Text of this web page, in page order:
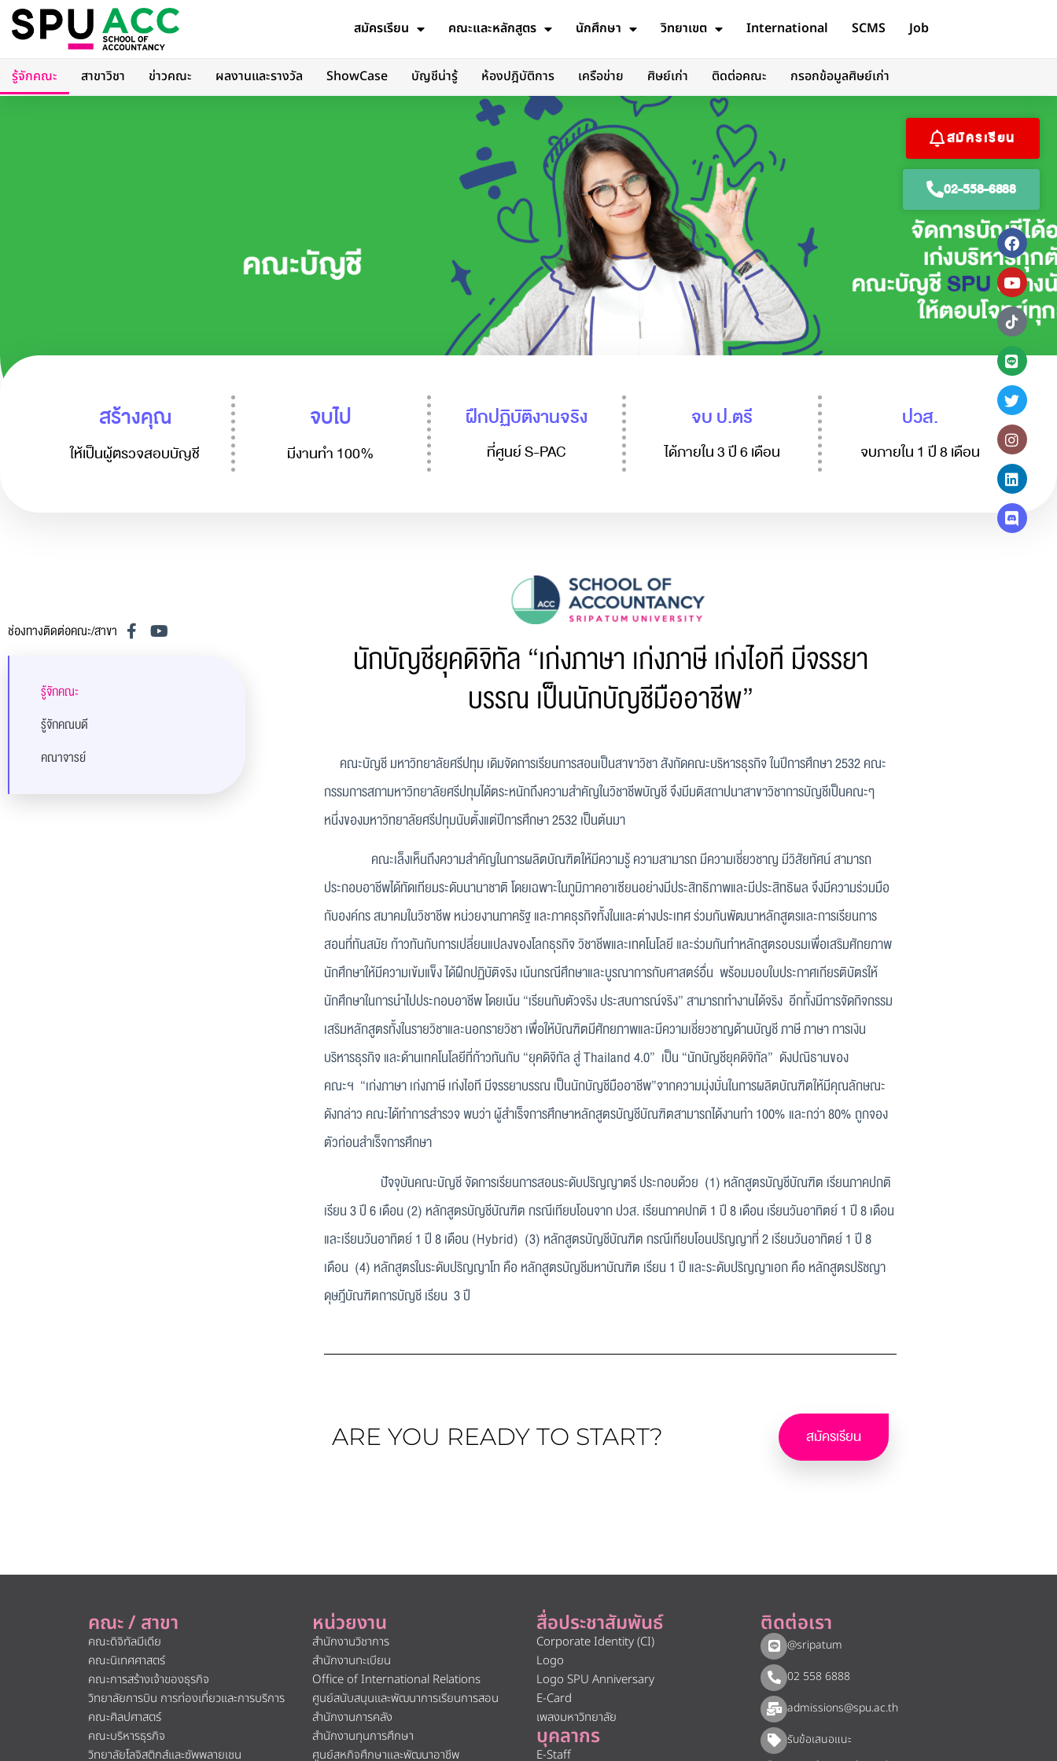
สมัครเรียน คณะและหลักสูตร นักศึกษา วิทยาเขต International SCMS Job
รู้จักคณะ สาขาวิชา ข่าวคณะ ผลงานและรางวัล ShowCase บัญชีน่ารู้ ห้องปฎิบัติการ เครือข่าย ศิษย์เก่า ติดต่อคณะ กรอกข้อมูลศิษย์เก่า
สมัครเรียน
02-558-6888
สร้างคุณ
ให้เป็นผู้ตรวจสอบบัญชี
จบไป
มีงานทำ 100%
ฝึกปฏิบัติงานจริง
ที่ศูนย์ S-PAC
จบ ป.ตรี
ได้ภายใน 3 ปี 6 เดือน
ปวส.
จบภายใน 1 ปี 8 เดือน
ช่องทางติดต่อคณะ/สาขา
รู้จักคณะ
รู้จักคณบดี
คณาจารย์
นักบัญชียุคดิจิทัล “เก่งภาษา เก่งภาษี เก่งไอที มีจรรยา
บรรณ เป็นนักบัญชีมืออาชีพ”
คณะบัญชี มหาวิทยาลัยศรีปทุม เดิมจัดการเรียนการสอนเป็นสาขาวิชา สังกัดคณะบริหารธุรกิจ ในปีการศึกษา 2532 คณะ
กรรมการสภามหาวิทยาลัยศรีปทุมได้ตระหนักถึงความสำคัญในวิชาชีพบัญชี จึงมีมติสถาปนาสาขาวิชาการบัญชีเป็นคณะๆ
หนึ่งของมหาวิทยาลัยศรีปทุมนับตั้งแต่ปีการศึกษา 2532 เป็นต้นมา
คณะเล็งเห็นถึงความสำคัญในการผลิตบัณฑิตให้มีความรู้ ความสามารถ มีความเชี่ยวชาญ มีวิสัยทัศน์ สามารถ
ประกอบอาชีพได้ทัดเทียมระดับนานาชาติ โดยเฉพาะในภูมิภาคอาเซียนอย่างมีประสิทธิภาพและมีประสิทธิผล จึงมีความร่วมมือ
กับองค์กร สมาคมในวิชาชีพ หน่วยงานภาครัฐ และภาคธุรกิจทั้งในและต่างประเทศ ร่วมกันพัฒนาหลักสูตรและการเรียนการ
สอนที่ทันสมัย ก้าวทันกับการเปลี่ยนแปลงของโลกธุรกิจ วิชาชีพและเทคโนโลยี และร่วมกันทำหลักสูตรอบรมเพื่อเสริมศักยภาพ
นักศึกษาให้มีความเข้มแข็ง ได้ฝึกปฏิบัติจริง เน้นกรณีศึกษาและบูรณาการกับศาสตร์อื่น พร้อมมอบใบประกาศเกียรติบัตรให้
นักศึกษาในการนำไปประกอบอาชีพ โดยเน้น “เรียนกับตัวจริง ประสบการณ์จริง”สามารถทำงานได้จริง อีกทั้งมีการจัดกิจกรรม
เสริมหลักสูตรทั้งในรายวิชาและนอกรายวิชา เพื่อให้บัณฑิตมีศักยภาพและมีความเชี่ยวชาญด้านบัญชี ภาษี ภาษา การเงิน
บริหารธุรกิจ และด้านเทคโนโลยีที่ก้าวทันกับ “ยุคดิจิทัลสู่Thailand4.0” เป็น “นักบัญชียุคดิจิทัล” ดังปณิธานของ
คณะฯ “เก่งภาษา เก่งภาษี เก่งไอที มีจรรยาบรรณ เป็นนักบัญชีมืออาชีพ”จากความมุ่งมั่นในการผลิตบัณฑิตให้มีคุณลักษณะ
ดังกล่าว คณะได้ทำการสำรวจ พบว่า ผู้สำเร็จการศึกษาหลักสูตรบัญชีบัณฑิตสามารถได้งานทำ 100% และกว่า 80% ถูกจอง
ตัวก่อนสำเร็จการศึกษา
ปัจจุบันคณะบัญชี จัดการเรียนการสอนระดับปริญญาตรี ประกอบด้วย (1) หลักสูตรบัญชีบัณฑิต เรียนภาคปกติ
เรียน 3 ปี 6 เดือน (2) หลักสูตรบัญชีบัณฑิต กรณีเทียบโอนจาก ปวส. เรียนภาคปกติ 1 ปี 8 เดือน เรียนวันอาทิตย์ 1 ปี 8 เดือน
และเรียนวันอาทิตย์ 1 ปี 8 เดือน (Hybrid) (3) หลักสูตรบัญชีบัณฑิต กรณีเทียบโอนปริญญาที่ 2 เรียนวันอาทิตย์ 1 ปี 8
เดือน (4) หลักสูตรในระดับปริญญาโท คือ หลักสูตรบัญชีมหาบัณฑิต เรียน 1 ปี และระดับปริญญาเอก คือ หลักสูตรปรัชญา
ดุษฎีบัณฑิตการบัญชี เรียน 3 ปี
ARE YOU READY TO START? สมัครเรียน
คณะ / สาขา
คณะดิจิทัลมีเดีย
คณะนิเทศศาสตร์
คณะการสร้างเจ้าของธุรกิจ
วิทยาลัยการบิน การท่องเที่ยวและการบริการ
คณะศิลปศาสตร์
คณะบริหารธุรกิจ
วิทยาลัยโลจิสติกส์และซัพพลายเชน
หน่วยงาน
สำนักงานวิชาการ
สำนักงานทะเบียน
Office of International Relations
ศูนย์สนับสนุนและพัฒนาการเรียนการสอน
สำนักงานการคลัง
สำนักงานทุนการศึกษา
ศูนย์สหกิจศึกษาและพัฒนาอาชีพ
สื่อประชาสัมพันธ์
Corporate Identity (CI)
Logo
Logo SPU Anniversary
E-Card
เพลงมหาวิทยาลัย
บุคลากร
E-Staff
ติดต่อเรา
@sripatum
02 558 6888
admissions@spu.ac.th
รับข้อเสนอแนะ​